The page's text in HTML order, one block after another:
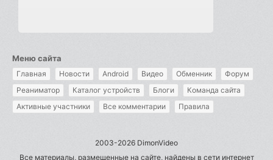
Меню сайта
Главная Новости Android Видео Обменник
Форум
Реаниматор
Каталог устройств Блоги
Команда сайта
Активные участники
Все комментарии Правила
2003-2026 DimonVideo
Все материалы, размещенные на сайте, найдены в сети интернет